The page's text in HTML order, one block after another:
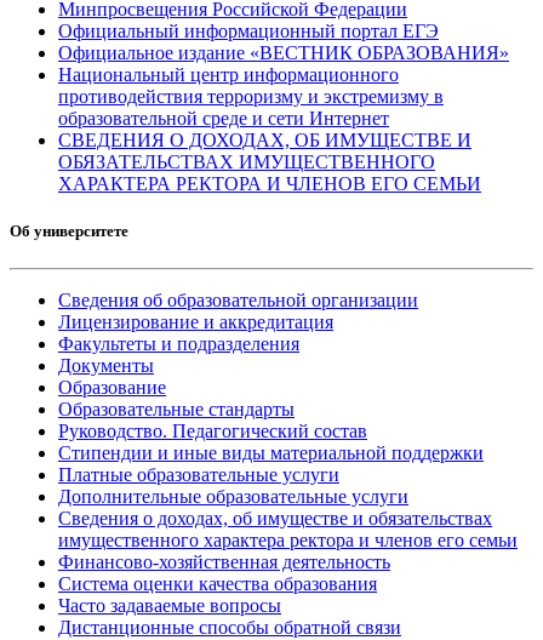
Минпросвещения Российской Федерации
Официальный информационный портал ЕГЭ
Официальное издание «ВЕСТНИК ОБРАЗОВАНИЯ»
Национальный центр информационного
противодействия терроризму и экстремизму в
образовательной среде и сети Интернет
СВЕДЕНИЯ О ДОХОДАХ, ОБ ИМУЩЕСТВЕ И
ОБЯЗАТЕЛЬСТВАХ ИМУЩЕСТВЕННОГО
ХАРАКТЕРА РЕКТОРА И ЧЛЕНОВ ЕГО СЕМЬИ
Об университете
Сведения об образовательной организации
Лицензирование и аккредитация
Факультеты и подразделения
Документы
Образование
Образовательные стандарты
Руководство. Педагогический состав
Стипендии и иные виды материальной поддержки
Платные образовательные услуги
Дополнительные образовательные услуги
Сведения о доходах, об имуществе и обязательствах
имущественного характера ректора и членов его семьи
Финансово-хозяйственная деятельность
Система оценки качества образования
Часто задаваемые вопросы
Дистанционные способы обратной связи